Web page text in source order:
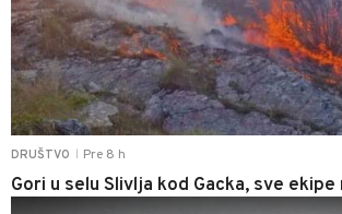
DRUŠTVO Pre 8 h
Gori u selu Slivlja kod Gacka, sve